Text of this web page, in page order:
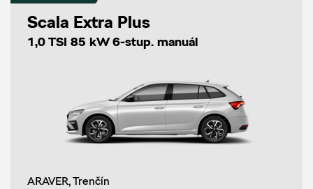
Scala Extra Plus
1,0 TSI 85 kW 6-stup. manuál
ARAVER, Trenčín